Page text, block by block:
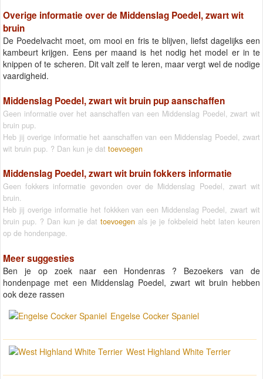
Overige informatie over de Middenslag Poedel, zwart wit
bruin
De Poedelvacht moet, om mooi en fris te blijven, liefst dagelijks een
kambeurt krijgen. Eens per maand is het nodig het model er in te
knippen of te scheren. Dit valt zelf te leren, maar vergt wel de nodige
vaardigheid.
Middenslag Poedel, zwart wit bruin pup aanschaffen
Geen informatie over het aanschaffen van een Middenslag Poedel, zwart wit
bruin pup.
Heb jij overige informatie het aanschaffen van een Middenslag Poedel, zwart
wit bruin pup. ? Dan kun je dat toevoegen
Middenslag Poedel, zwart wit bruin fokkers informatie
Geen fokkers informatie gevonden over de Middenslag Poedel, zwart wit
bruin.
Heb jij overige informatie het fokkken van een Middenslag Poedel, zwart wit
bruin pup. ? Dan kun je dat toevoegen als je je fokbeleid hebt laten keuren
op de hondenpage.
Meer suggesties
Ben je op zoek naar een Hondenras ? Bezoekers van de
hondenpage met een Middenslag Poedel, zwart wit bruin hebben
ook deze rassen
Engelse Cocker Spaniel
West Highland White Terrier